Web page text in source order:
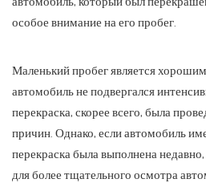
особое внимание на его пробег.
Маленький пробег является
автомобиль не подвергался
перекраска, скорее всего, была
причин. Однако, если автомобиль
перекраска была выполнена
для более тщательного осмотра